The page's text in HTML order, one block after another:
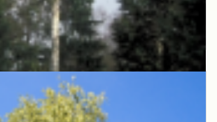
Ruwe berk
Betula pendula 'Tristis'